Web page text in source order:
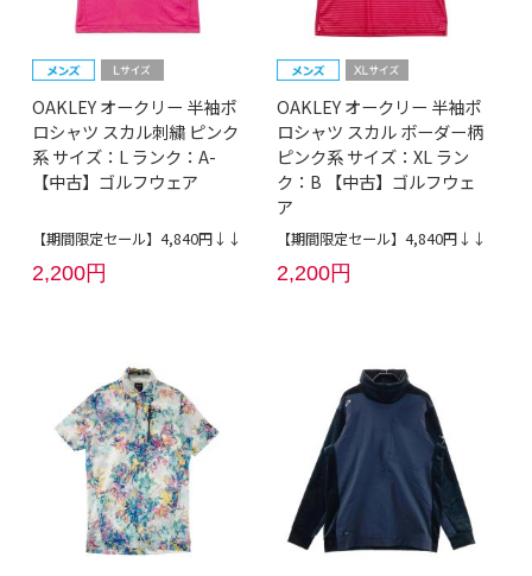
OAKLEY オークリー 半袖ポ
ロシャツ スカル刺繍 ピンク
系 サイズ：L ランク：A-
【中古】ゴルフウェア
【期間限定セール】4,840円↓↓
2,200円
OAKLEY オークリー 半袖ポ
ロシャツ スカル ボーダー柄
ピンク系 サイズ：XL ラン
ク：B 【中古】ゴルフウェ
ア
【期間限定セール】4,840円↓↓
2,200円